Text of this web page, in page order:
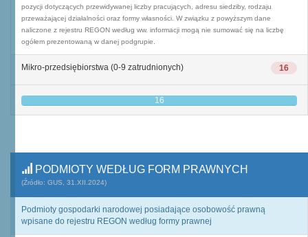
pozycji dotyczących przewidywanej liczby pracujących, adresu siedziby, rodzaju
przeważającej działalności oraz formy własności. W związku z powyższym dane
naliczone z rejestru REGON według ww. informacji mogą nie sumować się na liczbę
ogółem prezentowaną w danej podgrupie.
16
Mikro-przedsiębiorstwa (0-9 zatrudnionych)
16
PODMIOTY WEDŁUG FORM PRAWNYCH
(Źródło: GUS, 31.XII.2024)
Podmioty gospodarki narodowej posiadające osobowość prawną
wpisane do rejestru REGON według formy prawnej